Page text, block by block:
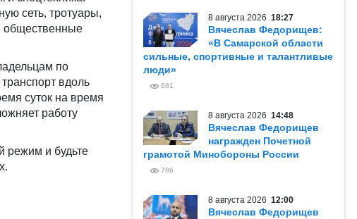
сеть, тротуары,
общественные
по
вдоль
суток на время
работу
режим и будьте
8 августа 2026 18:27
Вячеслав Федорищев:
«В Самарской области
сильные, спортивные и талантливые
люди»
681
8 августа 2026 14:48
Вячеслав Федорищев
награжден Почетной
грамотой Минобороны России
786
8 августа 2026 12:00
Вячеслав Федорищев